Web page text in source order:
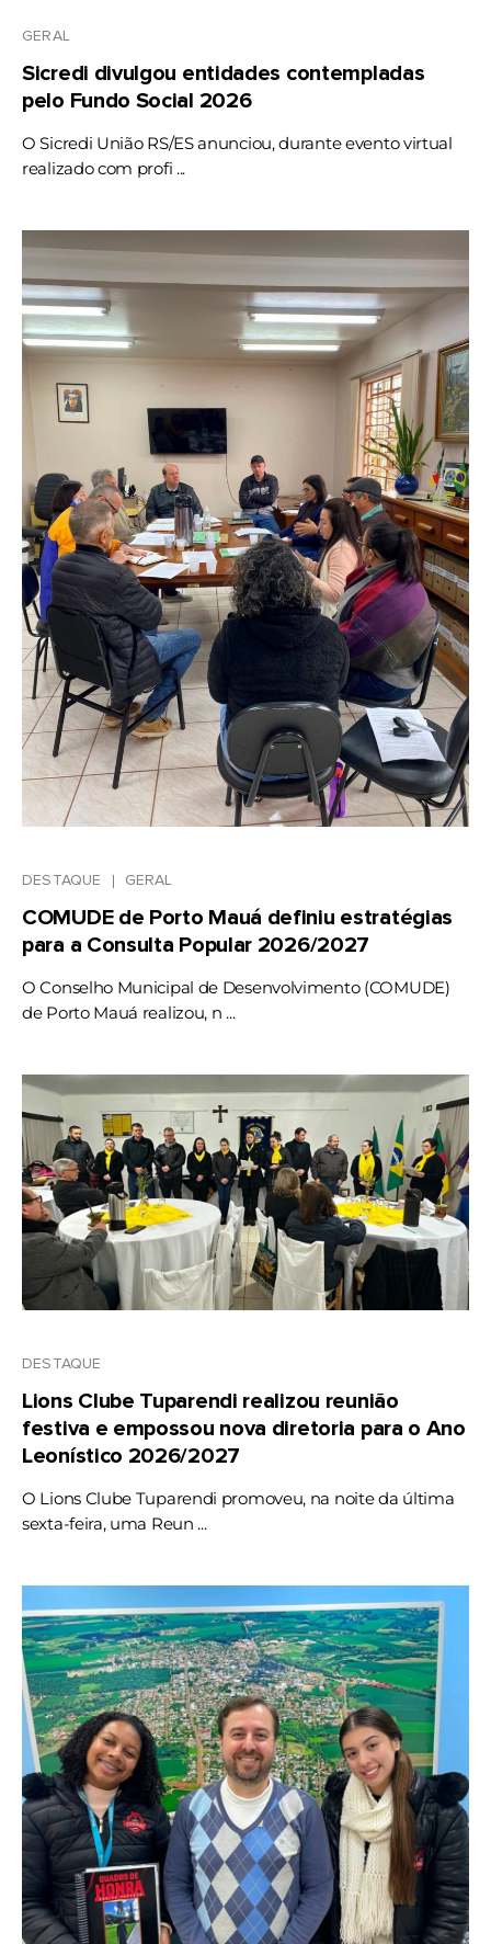
GERAL
Sicredi divulgou entidades contempladas
pelo Fundo Social 2026
O Sicredi União RS/ES anunciou, durante evento virtual
realizado com profi ...
DESTAQUE GERAL
COMUDE de Porto Mauá definiu estratégias
para a Consulta Popular 2026/2027
O Conselho Municipal de Desenvolvimento (COMUDE)
de Porto Mauá realizou, n ...
DESTAQUE
Lions Clube Tuparendi realizou reunião
festiva e empossou nova diretoria para o Ano
Leonístico 2026/2027
O Lions Clube Tuparendi promoveu, na noite da última
sexta-feira, uma Reun ...